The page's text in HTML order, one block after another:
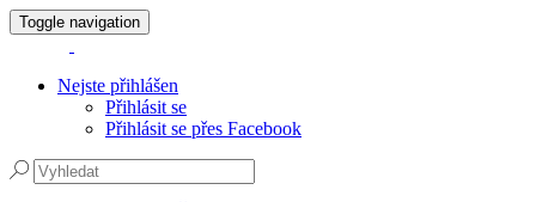
Toggle navigation
Nejste přihlášen
Přihlásit se
Přihlásit se přes Facebook